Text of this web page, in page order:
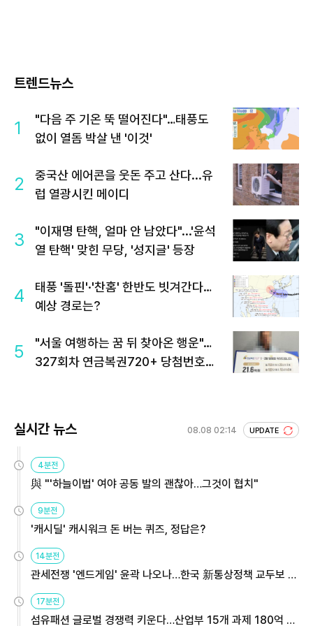
트렌드뉴스
1
"다음 주 기온 뚝 떨어진다"…태풍도
없이 열돔 박살 낸 '이것'
2
중국산 에어콘을 웃돈 주고 산다...유
럽 열광시킨 메이디
3
"이재명 탄핵, 얼마 안 남았다"...'윤석
열 탄핵' 맞힌 무당, '성지글' 등장
4
태풍 '돌핀'·'찬홈' 한반도 빗겨간다…
예상 경로는?
5
"서울 여행하는 꿈 뒤 찾아온 행운"…
327회차 연금복권720+ 당첨번호조
실시간 뉴스 08.08 02:14 UPDATE
4분전
與 "'하늘이법' 여야 공동 발의 괜찮아…그것이 협치"
9분전
'캐시딜' 캐시워크 돈 버는 퀴즈, 정답은?
14분전
관세전쟁 '엔드게임' 윤곽 나오나…한국 新통상정책 교두보 활
17분전
섬유패션 글로벌 경쟁력 키운다…산업부 15개 과제 180억 지